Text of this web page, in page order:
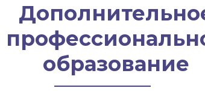
Дополнительное
образование